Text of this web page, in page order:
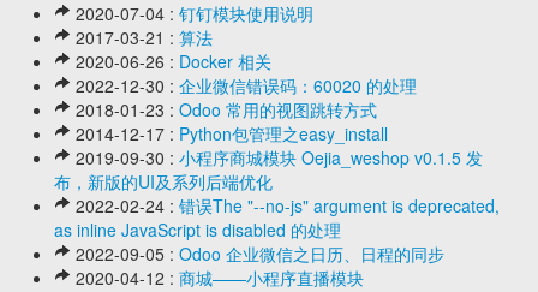
2020-07-04 : 钉钉模块使用说明
2017-03-21 : 算法
2020-06-26 : Docker 相关
2022-12-30 : 企业微信错误码：60020 的处理
2018-01-23 : Odoo 常用的视图跳转方式
2014-12-17 : Python包管理之easy_install
2019-09-30 : 小程序商城模块 Oejia_weshop v0.1.5 发
布，新版的UI及系列后端优化
2022-02-24 : 错误The "--no-js" argument is deprecated,
as inline JavaScript is disabled 的处理
2022-09-05 : Odoo 企业微信之日历、日程的同步
2020-04-12 : 商城——小程序直播模块